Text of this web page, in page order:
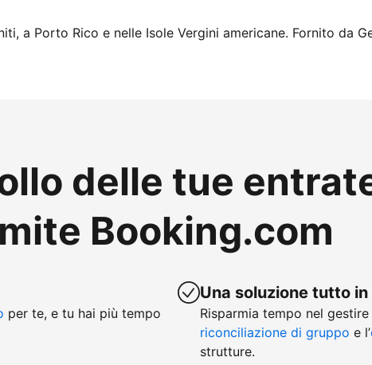
a Porto Rico e nelle Isole Vergini americane. Fornito da
delle tue
Booking.com
per te, e tu hai più tempo
Una soluzione tutto
Risparmia tempo nel
riconciliazione di gruppo e l’
strutture.